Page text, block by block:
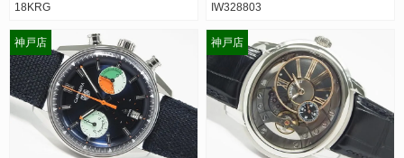
18KRG
IW328803
神戸店 神戸店